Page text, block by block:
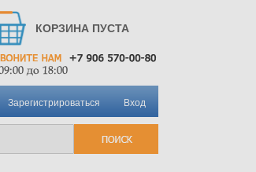
КОРЗИНА ПУСТА
Вход
Зарегистрироваться